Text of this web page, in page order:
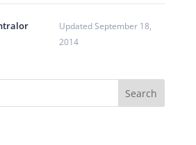
Updated September 18,
2014